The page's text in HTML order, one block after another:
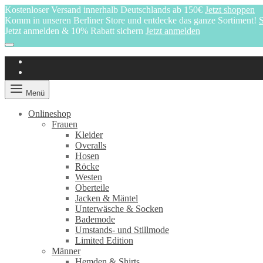
Kostenloser Versand innerhalb Deutschlands ab 150€ Jetzt shoppen
Komm in unseren Berliner Store und entdecke das ganze Sortiment!
Jetzt anmelden & 10% Rabatt sichern Jetzt anmelden
Menü
Onlineshop
Frauen
Kleider
Overalls
Hosen
Röcke
Westen
Oberteile
Jacken & Mäntel
Unterwäsche & Socken
Bademode
Umstands- und Stillmode
Limited Edition
Männer